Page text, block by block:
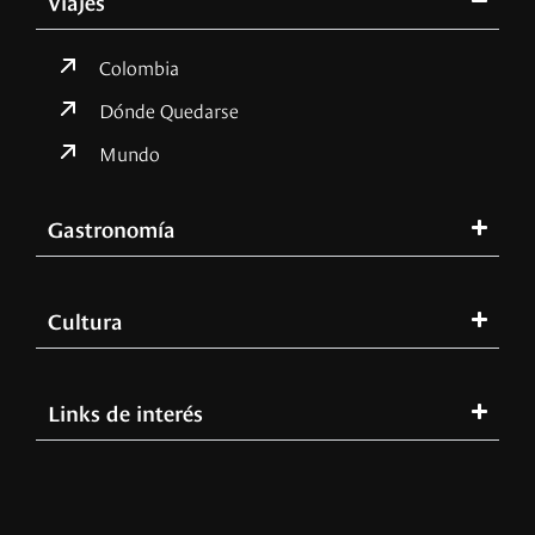
Colombia
Dónde Quedarse
Mundo
Gastronomía
Cultura
Links de interés